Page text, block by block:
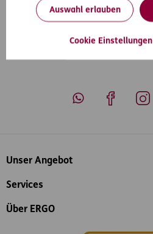
Auswahl erlauben
Cookie
#Rechtsfälle #Schadensersatz
Inhaltsübersicht
Unser Angebot
Services
Über ERGO